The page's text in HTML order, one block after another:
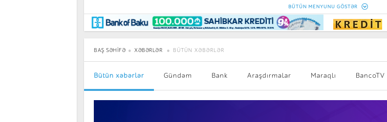
Maraqlı
BancoTV
Müsahibə
Sığorta kalkulyatoru
Peşakar inkişaf
BÜTÜN MENYUNU GÖSTƏR
BAŞ SƏHIFƏ XƏBƏRLƏR BÜTÜN XƏBƏRLƏR
Bütün xəbərlər Gündəm Bank Araşdırmalar Maraqlı BancoTV